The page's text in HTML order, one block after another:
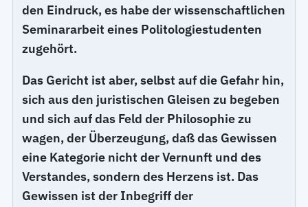
den Eindruck, es habe der wissenschaftlichen
Seminararbeit eines Politologiestudenten
zugehört.
Das Gericht ist aber, selbst auf die Gefahr hin,
sich aus den juristischen Gleisen zu begeben
und sich auf das Feld der Philosophie zu
wagen, der Überzeugung, daß das Gewissen
eine Kategorie nicht der Vernunft und des
Verstandes, sondern des Herzens ist. Das
Gewissen ist der Inbegriff der